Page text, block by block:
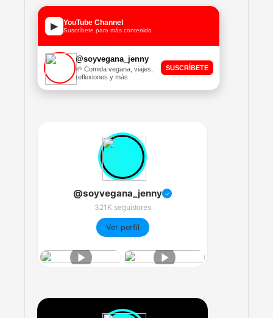
▶ YouTube Channel
Suscríbete para más contenido
@soyvegana_jenny
🌱 Comida vegana, viajes,
reflexiones y más
SUSCRÍBETE
@soyvegana_jenny ✓
321K seguidores
Ver perfil